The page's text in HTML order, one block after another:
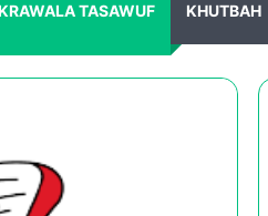
TASAWUF KHUTBAH